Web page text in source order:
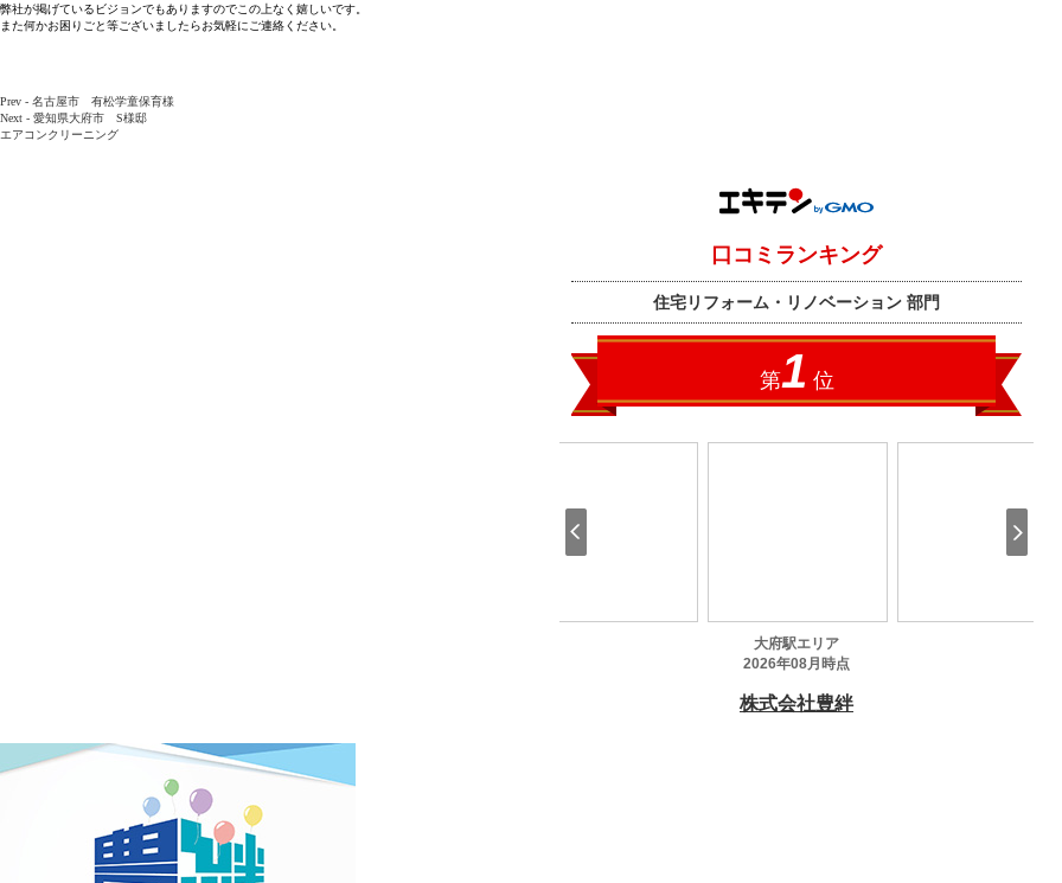
弊社が掲げているビジョンでもありますのでこの上なく嬉しいです。
また何かお困りごと等ございましたらお気軽にご連絡ください。
別
の
お
Prev - 名古屋市 有松学童保育様
Next - 愛知県大府市 S様邸
エアコンクリーニング